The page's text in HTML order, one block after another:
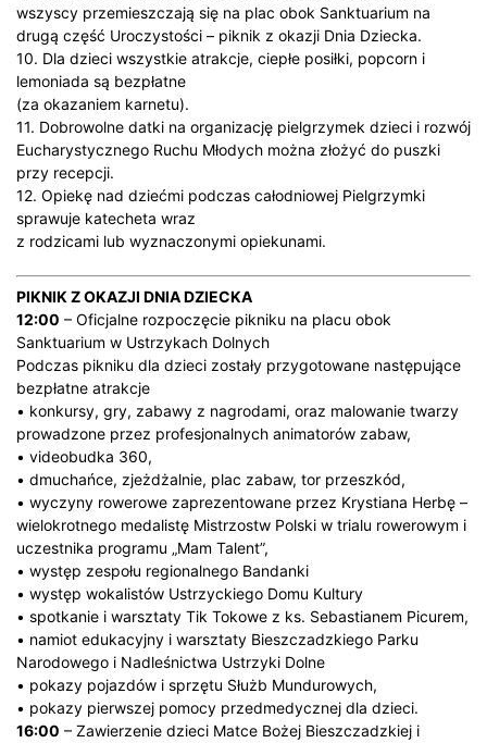
wszyscy przemieszczają się na plac obok Sanktuarium na
drugą część Uroczystości – piknik z okazji Dnia Dziecka.
10. Dla dzieci wszystkie atrakcje, ciepłe posiłki, popcorn i
lemoniada są bezpłatne
(za okazaniem karnetu).
11. Dobrowolne datki na organizację pielgrzymek dzieci i rozwój
Eucharystycznego Ruchu Młodych można złożyć do puszki
przy recepcji.
12. Opiekę nad dziećmi podczas całodniowej Pielgrzymki
sprawuje katecheta wraz
z rodzicami lub wyznaczonymi opiekunami.
PIKNIK Z OKAZJI DNIA DZIECKA
12:00 – Oficjalne rozpoczęcie pikniku na placu obok
Sanktuarium w Ustrzykach Dolnych
Podczas pikniku dla dzieci zostały przygotowane następujące
bezpłatne atrakcje
• konkursy, gry, zabawy z nagrodami, oraz malowanie twarzy
prowadzone przez profesjonalnych animatorów zabaw,
• videobudka 360,
• dmuchańce, zjeżdżalnie, plac zabaw, tor przeszkód,
• wyczyny rowerowe zaprezentowane przez Krystiana Herbę –
wielokrotnego medalistę Mistrzostw Polski w trialu rowerowym i
uczestnika programu „Mam Talent”,
• występ zespołu regionalnego Bandanki
• występ wokalistów Ustrzyckiego Domu Kultury
• spotkanie i warsztaty Tik Tokowe z ks. Sebastianem Picurem,
• namiot edukacyjny i warsztaty Bieszczadzkiego Parku
Narodowego i Nadleśnictwa Ustrzyki Dolne
• pokazy pojazdów i sprzętu Służb Mundurowych,
• pokazy pierwszej pomocy przedmedycznej dla dzieci.
16:00 – Zawierzenie dzieci Matce Bożej Bieszczadzkiej i